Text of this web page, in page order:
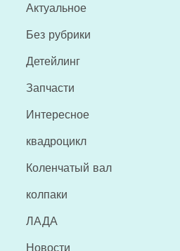
Актуальное
Без рубрики
Детейлинг
Запчасти
Интересное
квадроцикл
Коленчатый вал
колпаки
ЛАДА
Новости